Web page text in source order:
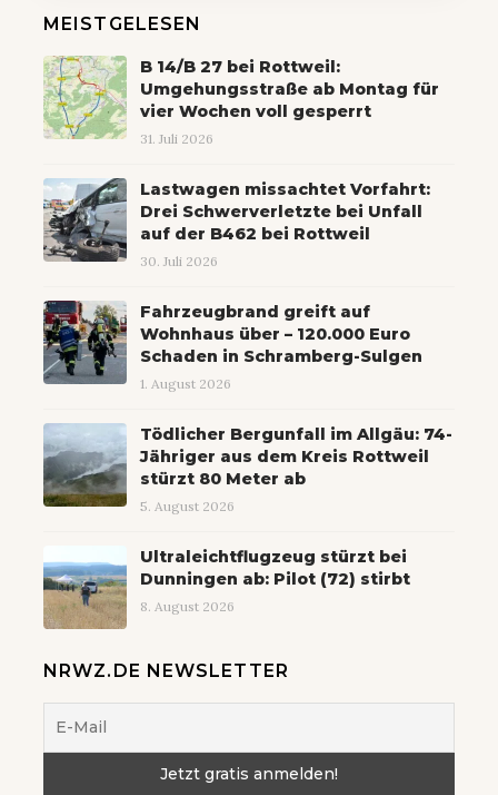
MEISTGELESEN
B 14/B 27 bei Rottweil:
Umgehungsstraße ab Montag für
vier Wochen voll gesperrt
31. Juli 2026
Lastwagen missachtet Vorfahrt:
Drei Schwerverletzte bei Unfall
auf der B462 bei Rottweil
30. Juli 2026
Fahrzeugbrand greift auf
Wohnhaus über – 120.000 Euro
Schaden in Schramberg-Sulgen
1. August 2026
Tödlicher Bergunfall im Allgäu: 74-
Jähriger aus dem Kreis Rottweil
stürzt 80 Meter ab
5. August 2026
Ultraleichtflugzeug stürzt bei
Dunningen ab: Pilot (72) stirbt
8. August 2026
NRWZ.DE NEWSLETTER